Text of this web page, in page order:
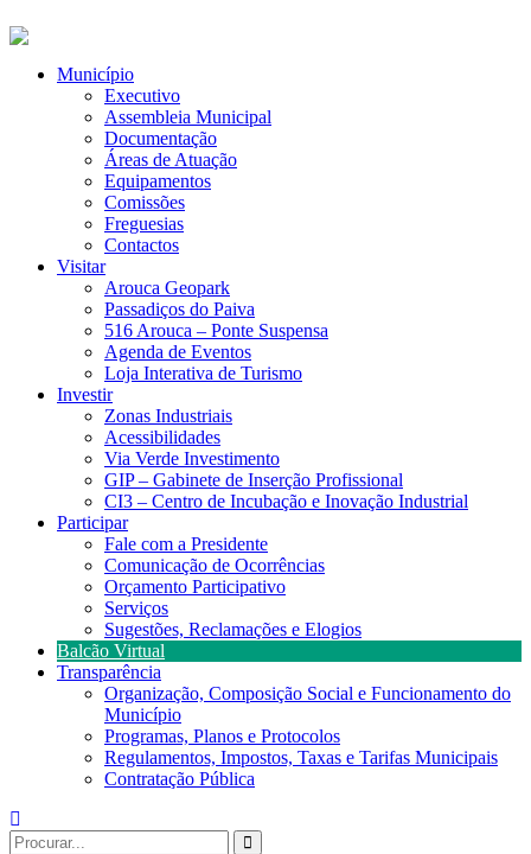
Município
Executivo
Assembleia Municipal
Documentação
Áreas de Atuação
Equipamentos
Comissões
Freguesias
Contactos
Visitar
Arouca Geopark
Passadiços do Paiva
516 Arouca – Ponte Suspensa
Agenda de Eventos
Loja Interativa de Turismo
Investir
Zonas Industriais
Acessibilidades
Via Verde Investimento
GIP – Gabinete de Inserção Profissional
CI3 – Centro de Incubação e Inovação Industrial
Participar
Fale com a Presidente
Comunicação de Ocorrências
Orçamento Participativo
Serviços
Sugestões, Reclamações e Elogios
Balcão Virtual
Transparência
Organização, Composição Social e Funcionamento do
Município
Programas, Planos e Protocolos
Regulamentos, Impostos, Taxas e Tarifas Municipais
Contratação Pública